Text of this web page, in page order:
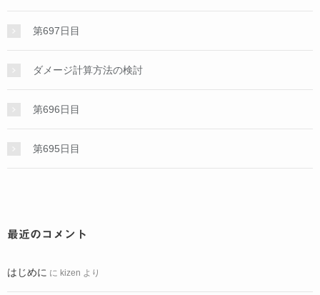
第697日目
ダメージ計算方法の検討
第696日目
第695日目
最近のコメント
はじめに に kizen より